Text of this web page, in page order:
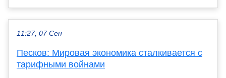
11:27, 07 Сен
Песков: Мировая экономика сталкивается с
тарифными войнами